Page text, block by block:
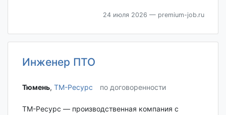
24 июля 2026 — premium-job.ru
Инженер ПТО
Тюмень‎, ТМ-Ресурс по договоренности
ТМ-Ресурс — производственная компания с